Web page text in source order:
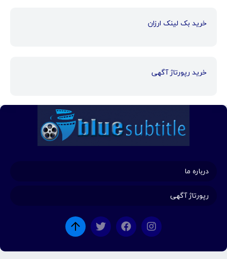
خرید بک لینک ارزان
خرید رپورتاژ آگهی
درباره ما
رپورتاژ آگهی